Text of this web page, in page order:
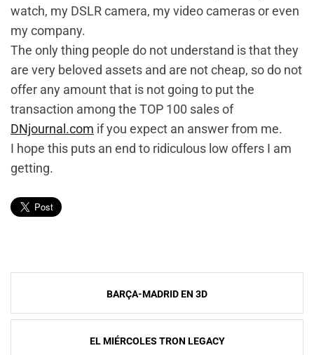
watch, my DSLR camera, my video cameras or even
my company.
The only thing people do not understand is that they
are very beloved assets and are not cheap, so do not
offer any amount that is not going to put the
transaction among the TOP 100 sales of
DNjournal.com if you expect an answer from me.
I hope this puts an end to ridiculous low offers I am
getting.
Navegación
de
BARÇA-MADRID EN 3D
EL MIÉRCOLES TRON LEGACY